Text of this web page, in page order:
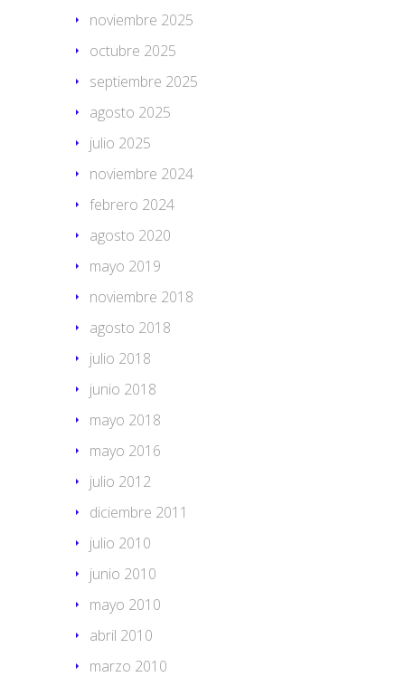
noviembre 2025
octubre 2025
septiembre 2025
agosto 2025
julio 2025
noviembre 2024
febrero 2024
agosto 2020
mayo 2019
noviembre 2018
agosto 2018
julio 2018
junio 2018
mayo 2018
mayo 2016
julio 2012
diciembre 2011
julio 2010
junio 2010
mayo 2010
abril 2010
marzo 2010